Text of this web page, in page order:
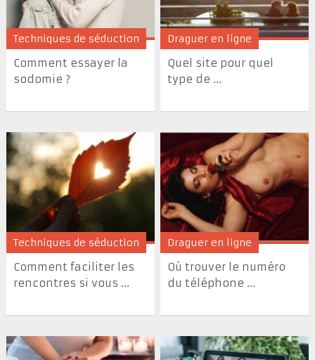
Techniques de séduction
Comment essayer la
sodomie ?
Draguer en ligne
Quel site pour quel
type de ...
Techniques de séduction
Comment faciliter les
rencontres si vous ...
Draguer en ligne
Où trouver le numéro
du téléphone ...